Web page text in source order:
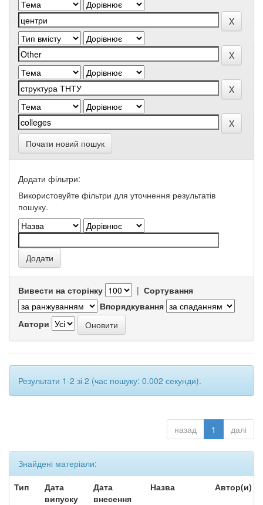
Почати новий пошук
Додати фільтри:
Використовуйте фільтри для уточнення результатів
пошуку.
Вивести на сторінку | Сортування
Впорядкування
Автори
Результати 1-2 зі 2 (час пошуку: 0.002 секунди).
назад 1 далі
Знайдені матеріали:
Тип
Дата
випуску
Дата
внесення
Назва Автор(и)